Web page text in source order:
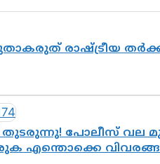
രാഷ്ട്രീയ
തുടരുന്നു! പോലീസ് വല
എന്തൊക്കെ